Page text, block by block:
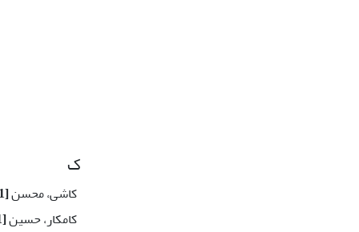
ک
کاشی، محسن[1]
کامکار، حسین[1]